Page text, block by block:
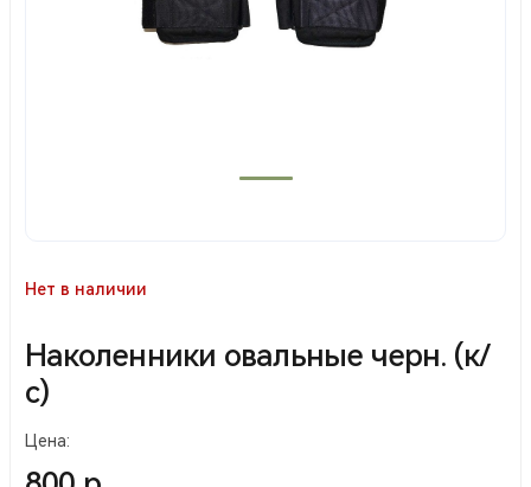
Нет в наличии
Наколенники овальные черн. (к/
с)
Цена: